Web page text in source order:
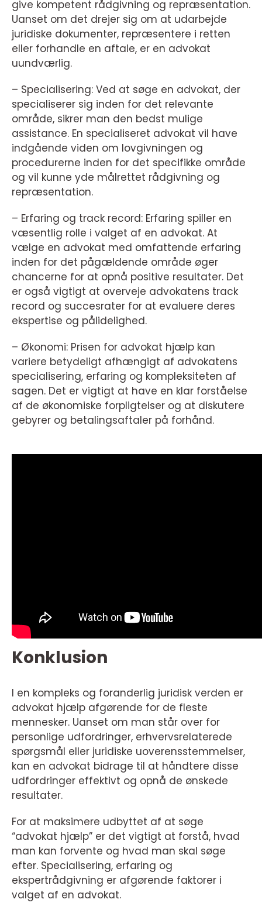
give kompetent rådgivning og repræsentation.
Uanset om det drejer sig om at udarbejde
juridiske dokumenter, repræsentere i retten
eller forhandle en aftale, er en advokat
uundværlig.
– Specialisering: Ved at søge en advokat, der
specialiserer sig inden for det relevante
område, sikrer man den bedst mulige
assistance. En specialiseret advokat vil have
indgående viden om lovgivningen og
procedurerne inden for det specifikke område
og vil kunne yde målrettet rådgivning og
repræsentation.
– Erfaring og track record: Erfaring spiller en
væsentlig rolle i valget af en advokat. At
vælge en advokat med omfattende erfaring
inden for det pågældende område øger
chancerne for at opnå positive resultater. Det
er også vigtigt at overveje advokatens track
record og succesrater for at evaluere deres
ekspertise og pålidelighed.
– Økonomi: Prisen for advokat hjælp kan
variere betydeligt afhængigt af advokatens
specialisering, erfaring og kompleksiteten af
sagen. Det er vigtigt at have en klar forståelse
af de økonomiske forpligtelser og at diskutere
gebyrer og betalingsaftaler på forhånd.
Konklusion
I en kompleks og foranderlig juridisk verden er
advokat hjælp afgørende for de fleste
mennesker. Uanset om man står over for
personlige udfordringer, erhvervsrelaterede
spørgsmål eller juridiske uoverensstemmelser,
kan en advokat bidrage til at håndtere disse
udfordringer effektivt og opnå de ønskede
resultater.
For at maksimere udbyttet af at søge
“advokat hjælp” er det vigtigt at forstå, hvad
man kan forvente og hvad man skal søge
efter. Specialisering, erfaring og
ekspertrådgivning er afgørende faktorer i
valget af en advokat.